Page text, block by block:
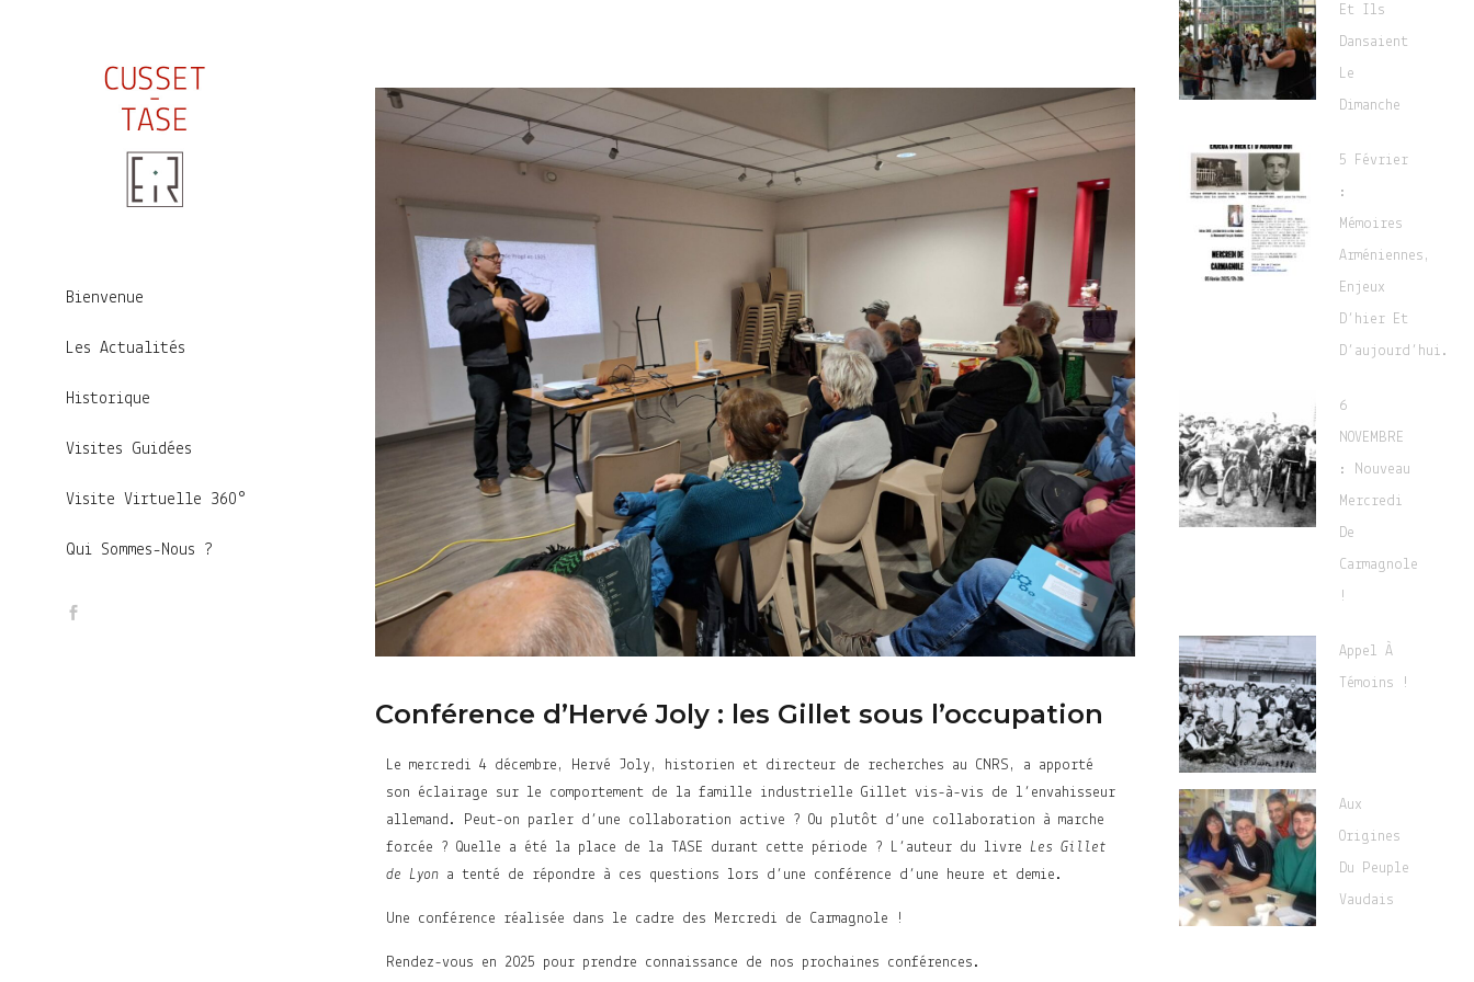
Bienvenue
Les Actualités
Historique
Visites Guidées
Visite Virtuelle 360°
Qui Sommes-Nous ?
Conférence d’Hervé Joly : les Gillet sous l’occupation
Le mercredi 4 décembre, Hervé Joly, historien et directeur de recherches au CNRS, a apporté
son éclairage sur le comportement de la famille industrielle Gillet vis-à-vis de l’envahisseur
allemand. Peut-on parler d’une collaboration active ? Ou plutôt d’une collaboration à marche
forcée ? Quelle a été la place de la TASE durant cette période ? L’auteur du livre Les Gillet
de Lyon a tenté de répondre à ces questions lors d’une conférence d’une heure et demie.
Une conférence réalisée dans le cadre des Mercredi de Carmagnole !
Rendez-vous en 2025 pour prendre connaissance de nos prochaines conférences.
Et Ils
Dansaient
Le
Dimanche
5 Février
:
Mémoires
Arméniennes,
Enjeux
D’hier Et
D’aujourd’hui.
6
NOVEMBRE
: Nouveau
Mercredi
De
Carmagnole
!
Appel À
Témoins !
Aux
Origines
Du Peuple
Vaudais